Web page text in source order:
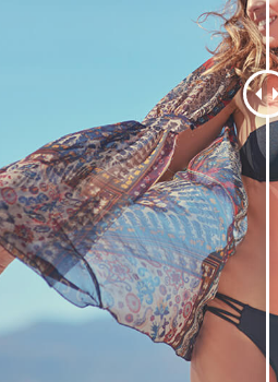
Tuotteen valokuvien muokkaus